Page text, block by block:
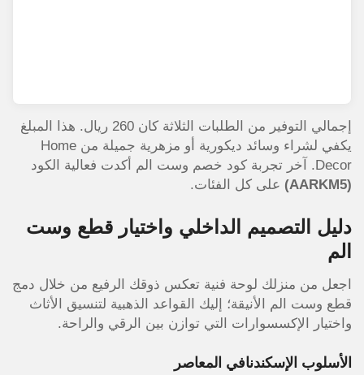
إجمالي التوفير من الطلبات الثلاثة كان 260 ريال. هذا المبلغ
يكفي لشراء وسائد ديكورية أو مزهرية جميلة من Home
Decor. آخر تجربة كود خصم وست الم أكدت فعالية الكود
(AARKM5)
على كل الفئات.
دليل التصميم الداخلي واختيار قطع وست
الم
اجعل من منزلك لوحة فنية تعكس ذوقك الرفيع من خلال دمج
قطع وست الم الأنيقة؛ إليك القواعد الذهبية لتنسيق الأثاث
واختيار الإكسسوارات التي توازن بين الرقي والراحة.
الأسلوب الإسكندنافي المعاصر